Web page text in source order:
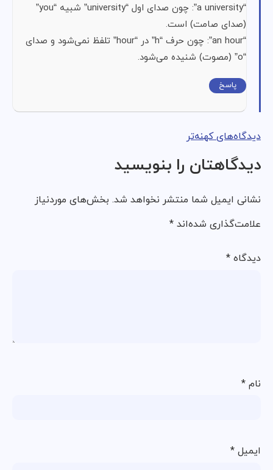
“a university”: چون صدای اول “university” شبیه “you”
(صدای صامت) است.
“an hour”: چون حرف “h” در “hour” تلفظ نمی‌شود و صدای
“o” (مصوت) شنیده می‌شود.
پاسخ
دیدگاه‌های کهنه‌تر
دیدگاهتان را بنویسید
نشانی ایمیل شما منتشر نخواهد شد. بخش‌های موردنیاز
علامت‌گذاری شده‌اند *
دیدگاه *
نام *
ایمیل *